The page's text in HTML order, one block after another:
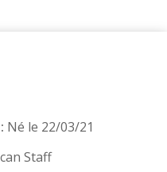
Né le 22/03/21
Staff